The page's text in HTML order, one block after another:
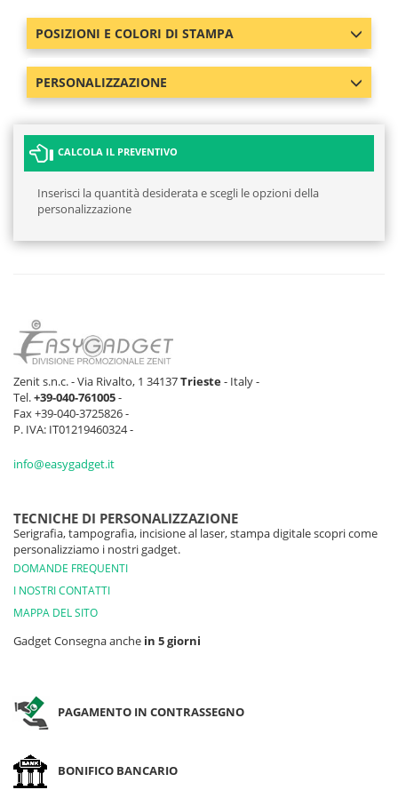
POSIZIONI E COLORI DI STAMPA
PERSONALIZZAZIONE
CALCOLA IL PREVENTIVO
Inserisci la quantità desiderata e scegli le opzioni della
personalizzazione
Zenit s.n.c. - Via Rivalto, 1 34137Trieste- Italy -
Tel.+39-040-761005-
Fax +39-040-3725826 -
P. IVA: IT01219460324 -
info@easygadget.it
TECNICHE DI PERSONALIZZAZIONE
Serigrafia, tampografia, incisione al laser, stampa digitale scopri come
personalizziamo i nostri gadget.
DOMANDE FREQUENTI
I NOSTRI CONTATTI
MAPPA DEL SITO
Gadget Consegna anche in 5 giorni
PAGAMENTO IN CONTRASSEGNO
BONIFICO BANCARIO